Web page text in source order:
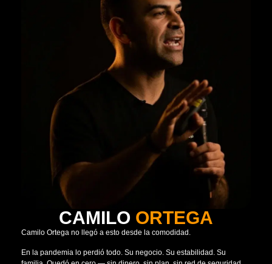
CAMILO ORTEGA
Camilo Ortega no llegó a esto desde la comodidad.
En la pandemia lo perdió todo. Su negocio. Su estabilidad. Su